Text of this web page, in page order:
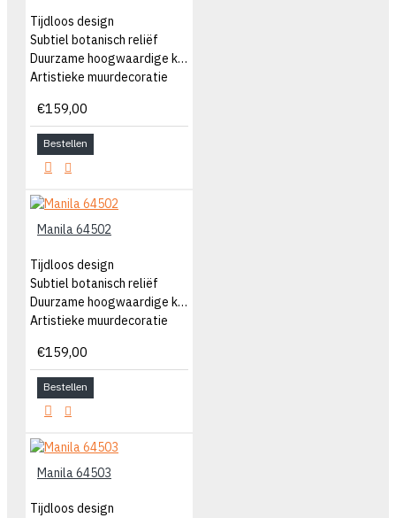
Tijdloos design
Subtiel botanisch reliëf
Duurzame hoogwaardige kwaliteit
Artistieke muurdecoratie
€159,00
Bestellen
Manila 64502
Tijdloos design
Subtiel botanisch reliëf
Duurzame hoogwaardige kwaliteit
Artistieke muurdecoratie
€159,00
Bestellen
Manila 64503
Tijdloos design